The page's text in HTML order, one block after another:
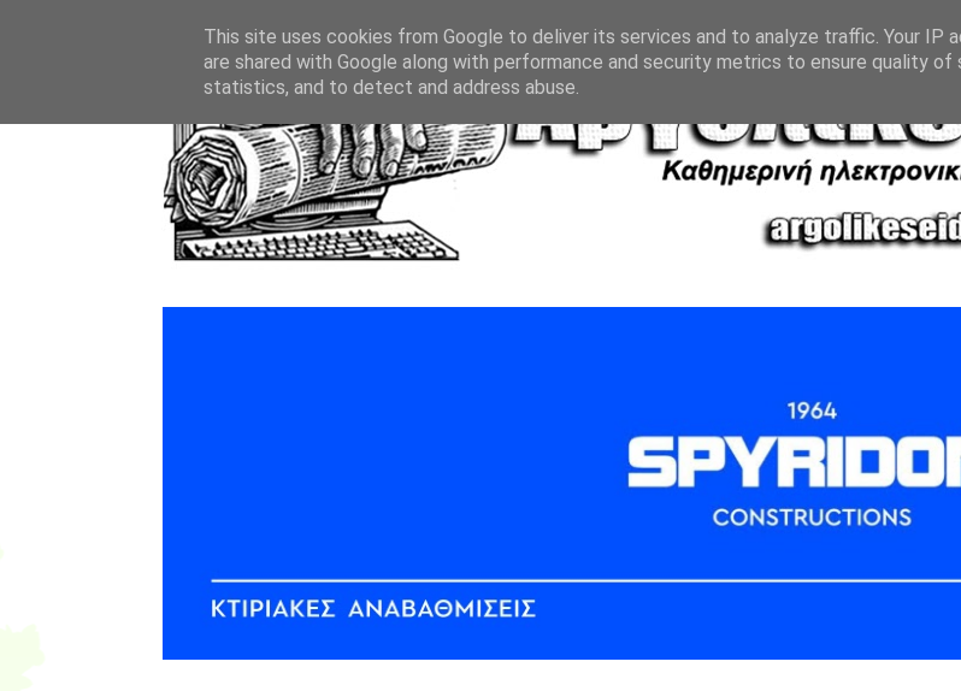
This site uses cookies from Google to deliver its services and to analyze traffic. Your IP
are shared with Google along with performance and security metrics to ensure quality of
statistics, and to detect and address abuse.